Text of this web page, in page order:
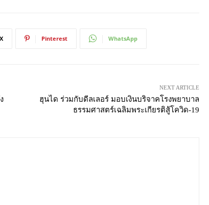
X Pinterest WhatsApp
NEXT ARTICLE
ฮุนได ร่วมกับดีลเลอร์ มอบเงินบริจาคโรงพยาบาล
ธรรมศาสตร์เฉลิมพระเกียรติสู้โควิด-19